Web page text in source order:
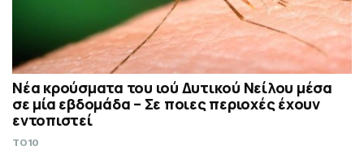
Νέα κρούσματα του ιού Δυτικού Νείλου μέσα
σε μία εβδομάδα – Σε ποιες περιοχές έχουν
εντοπιστεί
TO10